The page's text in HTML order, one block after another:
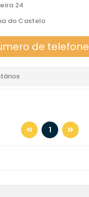
24
do Castelo
de telefone
1